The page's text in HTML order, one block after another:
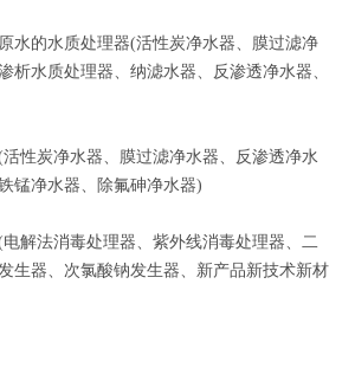
的水质处理器(活性炭净水器、膜过滤净
析水质处理器、纳滤水器、反渗透净水器、
炭净水器、膜过滤净水器、反渗透净水
锰净水器、除氟砷净水器)
法消毒处理器、紫外线消毒处理器、二
生器、次氯酸钠发生器、新产品新技术新材